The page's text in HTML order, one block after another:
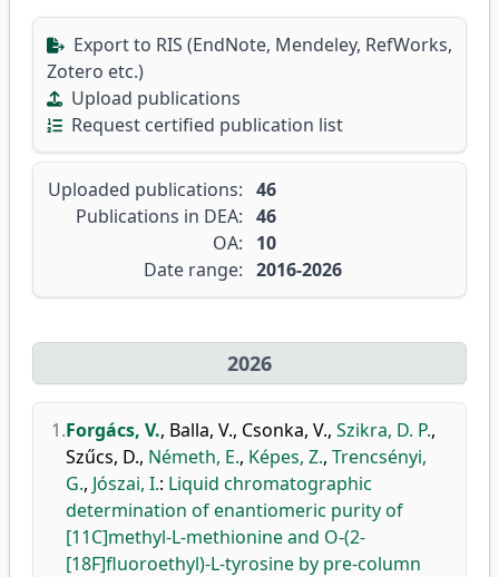
Export to RIS (EndNote, Mendeley, RefWorks,
Zotero etc.)
Upload publications
Request certified publication list
Uploaded publications: 46
Publications in DEA: 46
OA:
10
Date range: 2016-2026
2026
1.Forgács, V., Balla, V., Csonka, V., Szikra, D. P.,
Szűcs, D., Németh, E., Képes, Z., Trencsényi,
G., Jószai, I.: Liquid chromatographic
determination of enantiomeric purity of
[11C]methyl-L-methionine and O-(2-
[18F]fluoroethyl)-L-tyrosine by pre-column